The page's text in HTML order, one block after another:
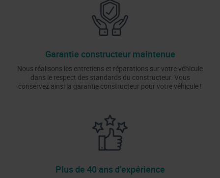
Garantie constructeur maintenue
Nous réalisons les entretiens et réparations sur votre véhicule
dans le respect des standards du constructeur. Vous
conservez ainsi la garantie constructeur pour votre véhicule !
Plus de 40 ans d’expérience